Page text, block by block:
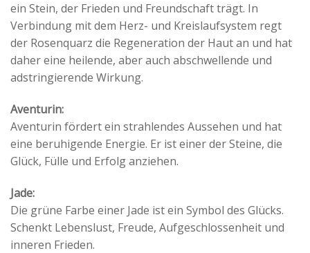
ein Stein, der Frieden und Freundschaft trägt. In
Verbindung mit dem Herz- und Kreislaufsystem regt
der Rosenquarz die Regeneration der Haut an und hat
daher eine heilende, aber auch abschwellende und
adstringierende Wirkung.
Aventurin:
Aventurin fördert ein strahlendes Aussehen und hat
eine beruhigende Energie. Er ist einer der Steine, die
Glück, Fülle und Erfolg anziehen.
Jade:
Die grüne Farbe einer Jade ist ein Symbol des Glücks.
Schenkt Lebenslust, Freude, Aufgeschlossenheit und
inneren Frieden.